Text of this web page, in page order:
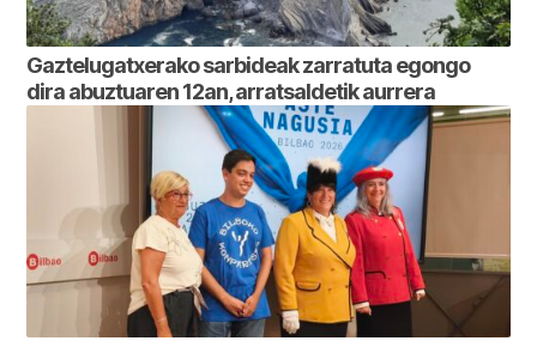
Gaztelugatxerako sarbideak zarratuta egongo
dira abuztuaren 12an, arratsaldetik aurrera